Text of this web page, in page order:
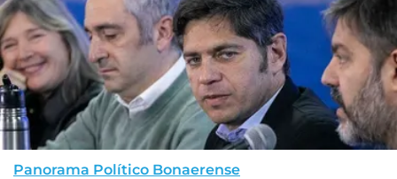
Panorama Político Bonaerense